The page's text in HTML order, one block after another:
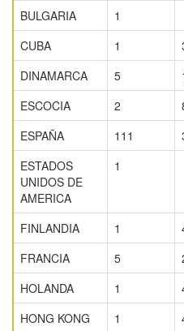
BULGARIA
1
CUBA
1
DINAMARCA
5
ESCOCIA
2
ESPAÑA
111
ESTADOS
UNIDOS DE
AMERICA
1
FINLANDIA 1
FRANCIA
5
HOLANDA
1
HONG KONG
1